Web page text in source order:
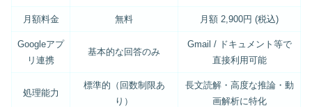
月額料金 無料 月額 2,900円 (税込)
Googleアプ
リ連携
基本的な回答のみ
Gmail / ドキュメント等で
直接利用可能
処理能力
標準的（回数制限あ
り）
長文読解・高度な推論・動
画解析に特化